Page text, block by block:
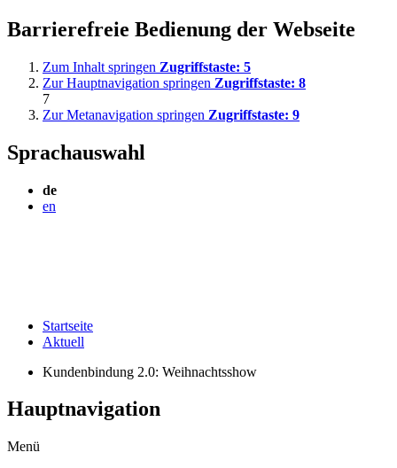
Barrierefreie Bedienung der Webseite
Zum Inhalt springen Zugriffstaste: 5
Zur Hauptnavigation springen Zugriffstaste: 8
7
Zur Metanavigation springen Zugriffstaste: 9
Sprachauswahl
de
en
Startseite
Aktuell
Kundenbindung 2.0: Weihnachtsshow
Hauptnavigation
Menü